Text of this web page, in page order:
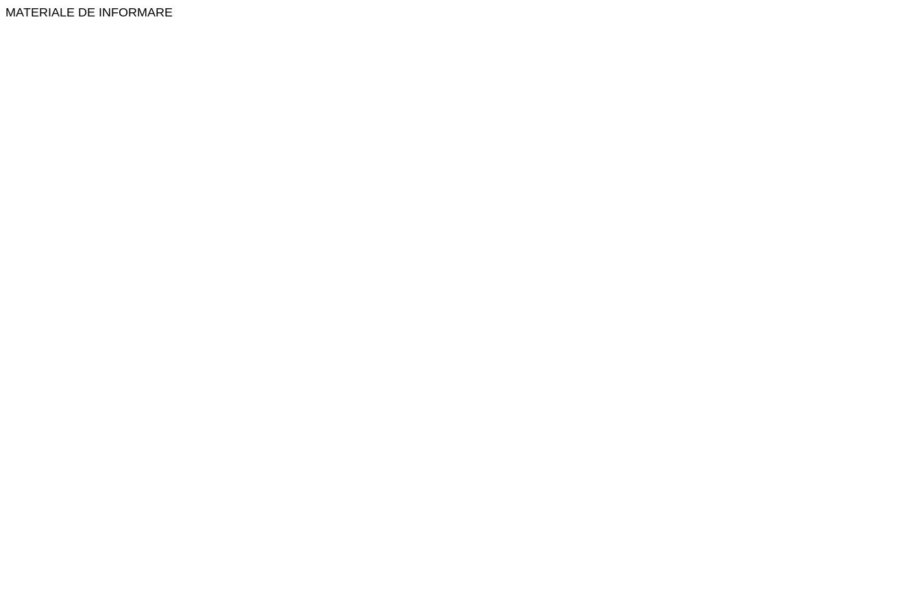
MATERIALE DE INFORMARE